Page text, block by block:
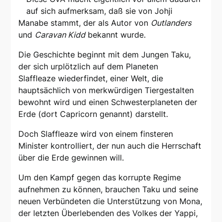
auf sich aufmerksam, daß sie von Johji
Manabe stammt, der als Autor von Outlanders
und Caravan Kiddbekannt wurde.
Die Geschichte beginnt mit dem Jungen Taku,
der sich urplötzlich auf dem Planeten
Slaffleaze wiederfindet, einer Welt, die
hauptsächlich von merkwürdigen Tiergestalten
bewohnt wird und einen Schwesterplaneten der
Erde (dort Capricorn genannt) darstellt.
Doch Slaffleaze wird von einem finsteren
Minister kontrolliert, der nun auch die Herrschaft
über die Erde gewinnen will.
Um den Kampf gegen das korrupte Regime
aufnehmen zu können, brauchen Taku und seine
neuen Verbündeten die Unterstützung von Mona,
der letzten Überlebenden des Volkes der Yappi,